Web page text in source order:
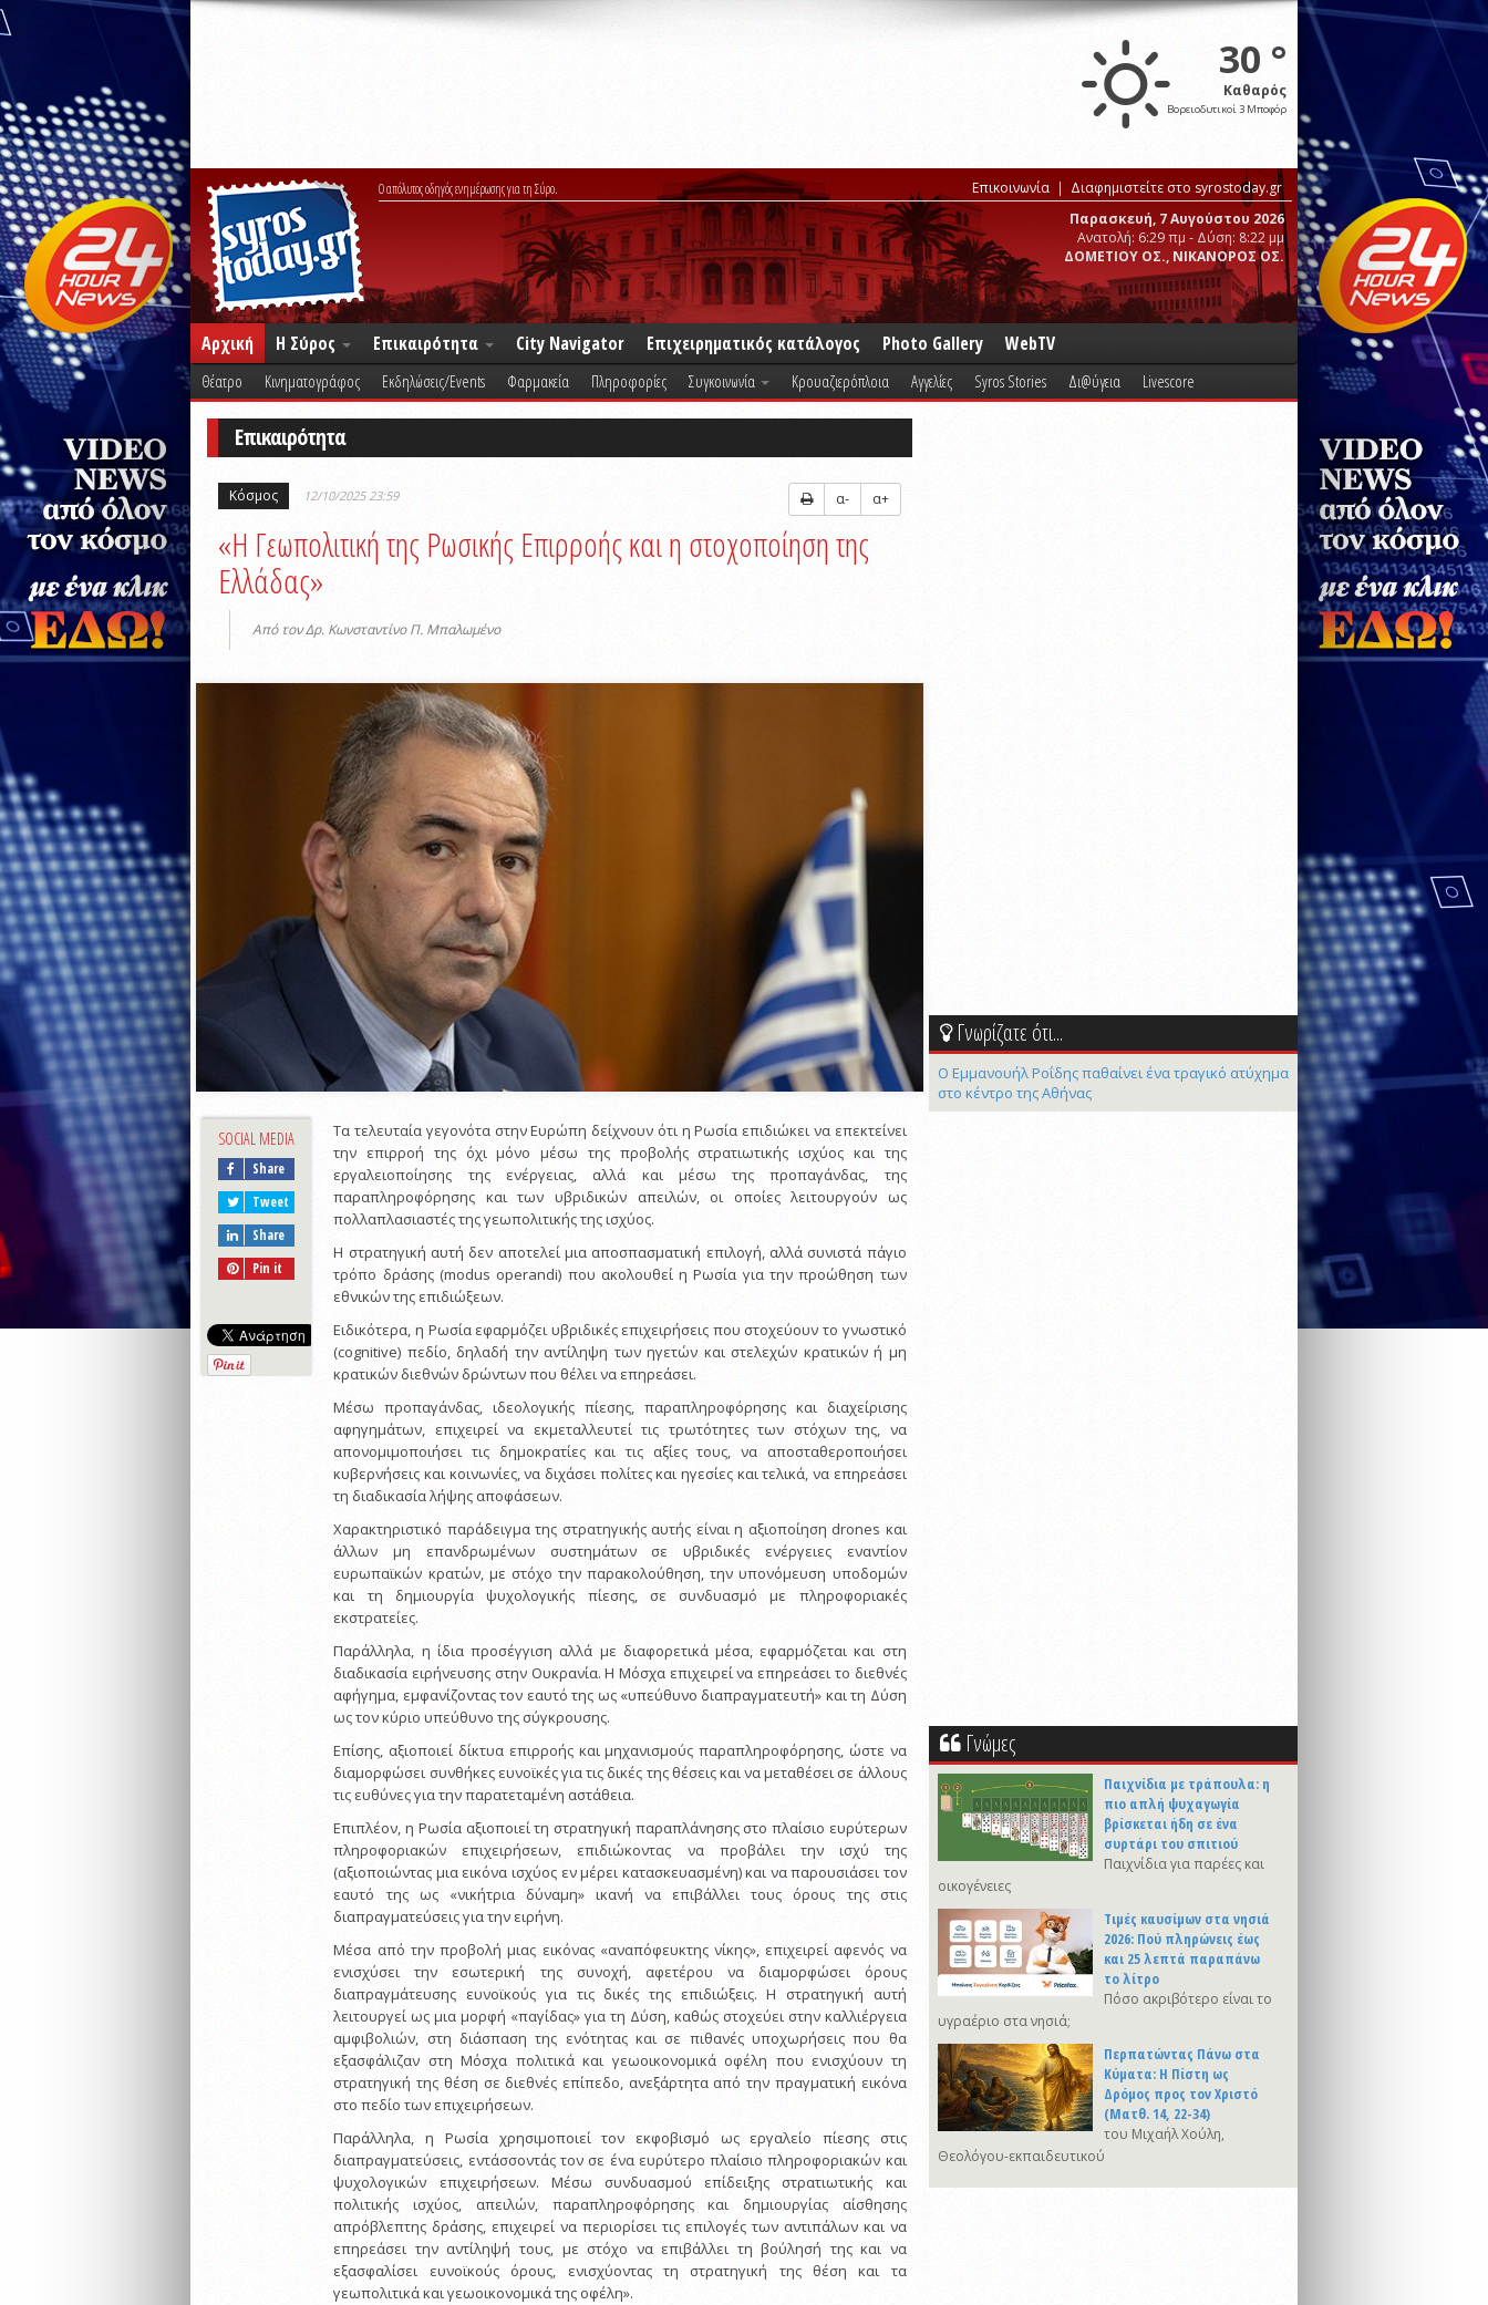
30 °
Καθαρός
Βορειοδυτικοί 3 Μποφόρ
Ο απόλυτος οδηγός ενημέρωσης για τη Σύρο. Επικοινωνία
Διαφημιστείτε στο syrostoday.gr
Παρασκευή, 7 Αυγούστου 2026
Ανατολή: 6:29 πμ - Δύση: 8:22 μμ
ΔΟΜΕΤΙΟΥ ΟΣ., ΝΙΚΑΝΟΡΟΣ ΟΣ.
Αρχική Η Σύρος Επικαιρότητα City Navigator Επιχειρηματικός κατάλογος Photo Gallery WebTV
Θέατρο Κινηματογράφος Εκδηλώσεις/Events Φαρμακεία Πληροφορίες Συγκοινωνία Κρουαζιερόπλοια Αγγελίες Syros Stories Δι@ύγεια Livescore
Επικαιρότητα
Κόσμος 12/10/2025 23:59 α- α+
«Η Γεωπολιτική της Ρωσικής Επιρροής και η στοχοποίηση της
Ελλάδας»
Από τον Δρ. Κωνσταντίνο Π. Μπαλωμένο
SOCIAL MEDIA
Share
Tweet
Share
Pin it
Τα τελευταία γεγονότα στην Ευρώπη δείχνουν ότι η Ρωσία επιδιώκει να επεκτείνει
την επιρροή της όχι μόνο μέσω της προβολής στρατιωτικής ισχύος και της
εργαλειοποίησης της ενέργειας, αλλά και μέσω της προπαγάνδας, της
παραπληροφόρησης και των υβριδικών απειλών, οι οποίες λειτουργούν ως
πολλαπλασιαστές της γεωπολιτικής της ισχύος.
Η στρατηγική αυτή δεν αποτελεί μια αποσπασματική επιλογή, αλλά συνιστά πάγιο
τρόπο δράσης (modus operandi) που ακολουθεί η Ρωσία για την προώθηση των
εθνικών της επιδιώξεων.
Ειδικότερα, η Ρωσία εφαρμόζει υβριδικές επιχειρήσεις που στοχεύουν το γνωστικό
(cognitive) πεδίο, δηλαδή την αντίληψη των ηγετών και στελεχών κρατικών ή μη
κρατικών διεθνών δρώντων που θέλει να επηρεάσει.
Μέσω προπαγάνδας, ιδεολογικής πίεσης, παραπληροφόρησης και διαχείρισης
αφηγημάτων, επιχειρεί να εκμεταλλευτεί τις τρωτότητες των στόχων της, να
απονομιμοποιήσει τις δημοκρατίες και τις αξίες τους, να αποσταθεροποιήσει
κυβερνήσεις και κοινωνίες, να διχάσει πολίτες και ηγεσίες και τελικά, να επηρεάσει
τη διαδικασία λήψης αποφάσεων.
Χαρακτηριστικό παράδειγμα της στρατηγικής αυτής είναι η αξιοποίηση drones και
άλλων μη επανδρωμένων συστημάτων σε υβριδικές ενέργειες εναντίον
ευρωπαϊκών κρατών, με στόχο την παρακολούθηση, την υπονόμευση υποδομών
και τη δημιουργία ψυχολογικής πίεσης, σε συνδυασμό με πληροφοριακές
εκστρατείες.
Παράλληλα, η ίδια προσέγγιση αλλά με διαφορετικά μέσα, εφαρμόζεται και στη
διαδικασία ειρήνευσης στην Ουκρανία. Η Μόσχα επιχειρεί να επηρεάσει το διεθνές
αφήγημα, εμφανίζοντας τον εαυτό της ως «υπεύθυνο διαπραγματευτή» και τη Δύση
ως τον κύριο υπεύθυνο της σύγκρουσης.
Επίσης, αξιοποιεί δίκτυα επιρροής και μηχανισμούς παραπληροφόρησης, ώστε να
διαμορφώσει συνθήκες ευνοϊκές για τις δικές της θέσεις και να μεταθέσει σε άλλους
τις ευθύνες για την παρατεταμένη αστάθεια.
Επιπλέον, η Ρωσία αξιοποιεί τη στρατηγική παραπλάνησης στο πλαίσιο ευρύτερων
πληροφοριακών επιχειρήσεων, επιδιώκοντας να προβάλει την ισχύ της
(αξιοποιώντας μια εικόνα ισχύος εν μέρει κατασκευασμένη) και να παρουσιάσει τον
εαυτό της ως «νικήτρια δύναμη» ικανή να επιβάλλει τους όρους της στις
διαπραγματεύσεις για την ειρήνη.
Μέσα από την προβολή μιας εικόνας «αναπόφευκτης νίκης», επιχειρεί αφενός να
ενισχύσει την εσωτερική της συνοχή, αφετέρου να διαμορφώσει όρους
διαπραγμάτευσης ευνοϊκούς για τις δικές της επιδιώξεις. Η στρατηγική αυτή
λειτουργεί ως μια μορφή «παγίδας» για τη Δύση, καθώς στοχεύει στην καλλιέργεια
αμφιβολιών, στη διάσπαση της ενότητας και σε πιθανές υποχωρήσεις που θα
εξασφάλιζαν στη Μόσχα πολιτικά και γεωοικονομικά οφέλη που ενισχύουν τη
στρατηγική της θέση σε διεθνές επίπεδο, ανεξάρτητα από την πραγματική εικόνα
στο πεδίο των επιχειρήσεων.
Παράλληλα, η Ρωσία χρησιμοποιεί τον εκφοβισμό ως εργαλείο πίεσης στις
διαπραγματεύσεις, εντάσσοντάς τον σε ένα ευρύτερο πλαίσιο πληροφοριακών και
ψυχολογικών επιχειρήσεων. Μέσω συνδυασμού επίδειξης στρατιωτικής και
πολιτικής ισχύος, απειλών, παραπληροφόρησης και δημιουργίας αίσθησης
απρόβλεπτης δράσης, επιχειρεί να περιορίσει τις επιλογές των αντιπάλων και να
επηρεάσει την αντίληψή τους, με στόχο να επιβάλλει τη βούλησή της και να
εξασφαλίσει ευνοϊκούς όρους, ενισχύοντας τη στρατηγική της θέση και τα
γεωπολιτικά και γεωοικονομικά της οφέλη».
Γνωρίζατε ότι...
Ο Εμμανουήλ Ροΐδης παθαίνει ένα τραγικό ατύχημα
στο κέντρο της Αθήνας
Γνώμες
Παιχνίδια με τράπουλα: η
πιο απλή ψυχαγωγία
βρίσκεται ήδη σε ένα
συρτάρι του σπιτιού
Παιχνίδια για παρέες και
οικογένειες
Τιμές καυσίμων στα νησιά
2026: Πού πληρώνεις έως
και 25 λεπτά παραπάνω
το λίτρο
Πόσο ακριβότερο είναι το
υγραέριο στα νησιά;
Περπατώντας Πάνω στα
Κύματα: Η Πίστη ως
Δρόμος προς τον Χριστό
(Ματθ. 14, 22-34)
του Μιχαήλ Χούλη,
Θεολόγου-εκπαιδευτικού